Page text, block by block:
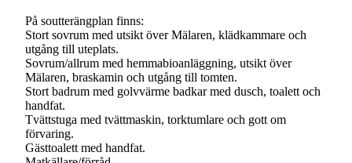
På soutterängplan finns:
Stort sovrum med utsikt över Mälaren, klädkammare och
utgång till uteplats.
Sovrum/allrum med hemmabioanläggning, utsikt över
Mälaren, braskamin och utgång till tomten.
Stort badrum med golvvärme badkar med dusch, toalett och
handfat.
Tvättstuga med tvättmaskin, torktumlare och gott om
förvaring.
Gästtoalett med handfat.